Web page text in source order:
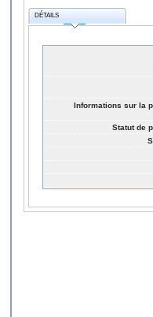
DÉTAILS
Informations sur la
Statut de